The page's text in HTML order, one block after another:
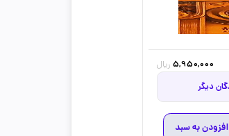
5,950,000 ریال
افزودن به سبد